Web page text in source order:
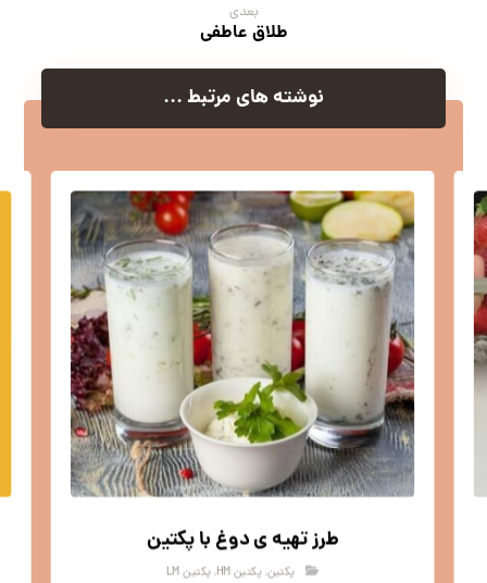
بعدی
طلاق عاطفی
نوشته های مرتبط ...
طرز تهیه ی دوغ با پکتین
پکتین,پکتین HM ,پکتین LM